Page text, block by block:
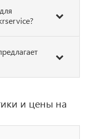
и цены на